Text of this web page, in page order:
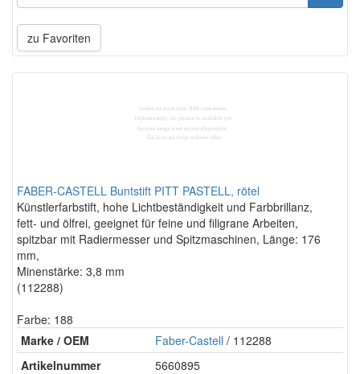
zu Favoriten
FABER-CASTELL Buntstift PITT PASTELL, rötel
Künstlerfarbstift, hohe Lichtbeständigkeit und Farbbrillanz,
fett- und ölfrei, geeignet für feine und filigrane Arbeiten,
spitzbar mit Radiermesser und Spitzmaschinen, Länge: 176
mm,
Minenstärke: 3,8 mm
(112288)
Farbe: 188
Marke / OEM
Faber-Castell / 112288
Artikelnummer
5660895